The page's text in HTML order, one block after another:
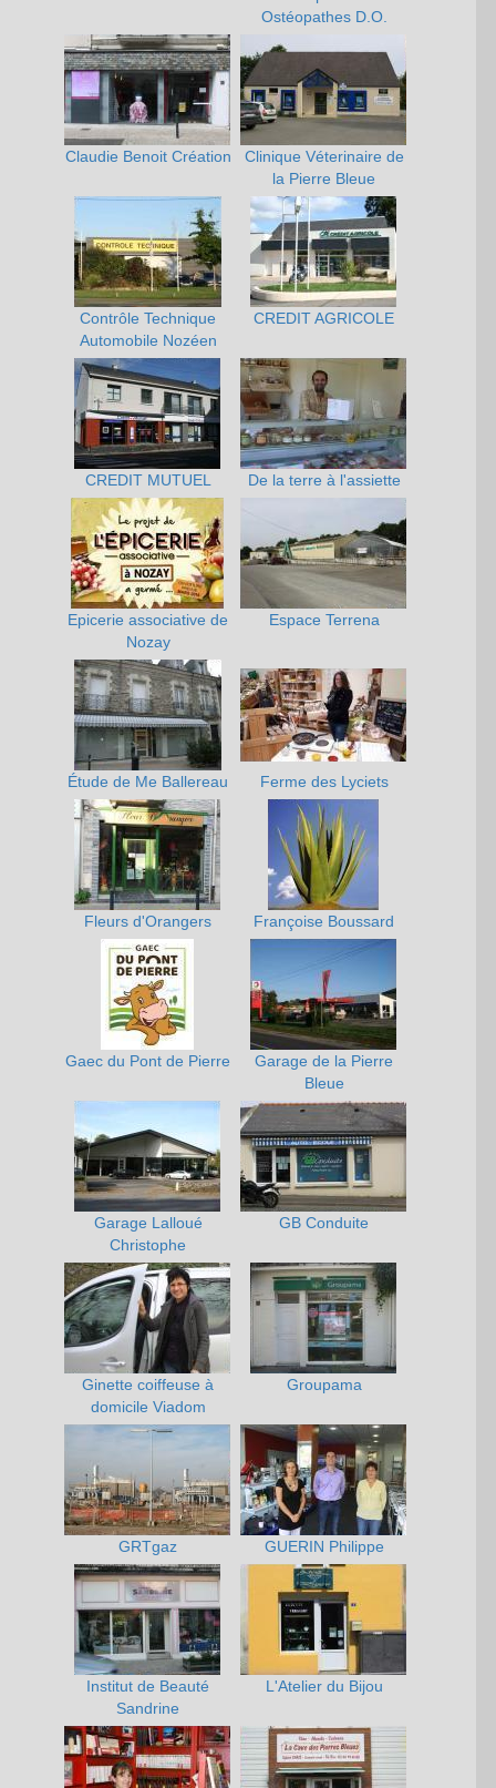
Ostéopathes D.O.
Claudie Benoit Création
Clinique Véterinaire de
la Pierre Bleue
Contrôle Technique
Automobile Nozéen
CREDIT AGRICOLE
CREDIT MUTUEL De la terre à l'assiette
Epicerie associative de
Nozay
Espace Terrena
Étude de Me Ballereau Ferme des Lyciets
Fleurs d'Orangers Françoise Boussard
Gaec du Pont de Pierre
Garage de la Pierre
Bleue
Garage Lalloué
Christophe
GB Conduite
Ginette coiffeuse à
domicile Viadom
Groupama
GRTgaz GUERIN Philippe
Institut de Beauté
Sandrine
L'Atelier du Bijou